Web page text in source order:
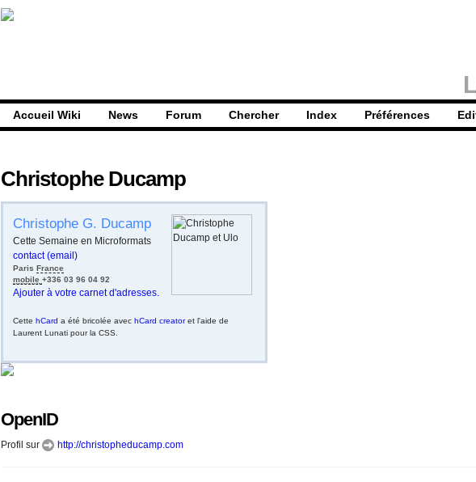
Accueil Wiki News Forum Chercher Index Préférences
Christophe Ducamp
Christophe G. Ducamp
Cette Semaine en Microformats
contact (email)
Paris France
mobile +336 03 96 04 92
Ajouter à votre carnet d'adresses.
Cette hCard a été bricolée avec hCard creatoret l'aide de
Laurent Lunati pour la CSS.
OpenID
Profil sur http://christopheducamp.com